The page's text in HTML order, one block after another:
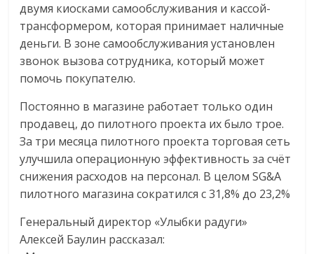
двумя киосками самообслуживания и кассой-
трансформером, которая принимает наличные
деньги. В зоне самообслуживания установлен
звонок вызова сотрудника, который может
помочь покупателю.
Постоянно в магазине работает только один
продавец, до пилотного проекта их было трое.
За три месяца пилотного проекта торговая сеть
улучшила операционную эффективность за счёт
снижения расходов на персонал. В целом SG&A
пилотного магазина сократился с 31,8% до 23,2%
Генеральный директор «Улыбки радуги»
Алексей Баулин рассказал: